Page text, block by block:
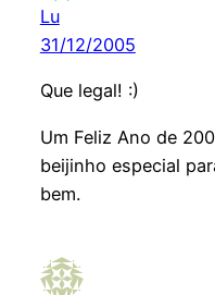
Lu
31/12/2005
Que legal! :)
Um Feliz Ano de
beijinho especial
bem.